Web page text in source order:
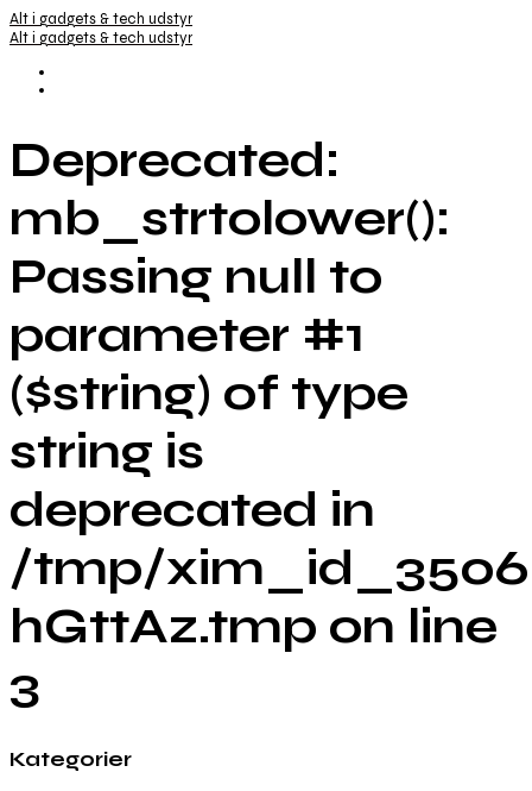
Alt i gadgets & tech udstyr
Alt i gadgets & tech udstyr
Deprecated:
mb_strtolower():
Passing null to
parameter #1
($string) of type
string is
deprecated in
/tmp/
hGttAz.tmp on line
3
Kategorier